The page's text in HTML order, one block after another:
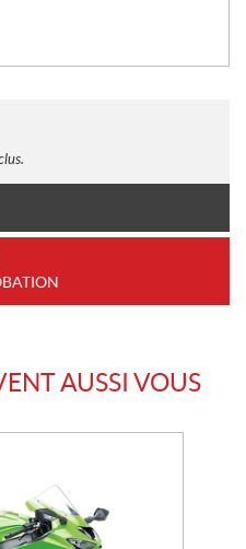
AUSSI VOUS